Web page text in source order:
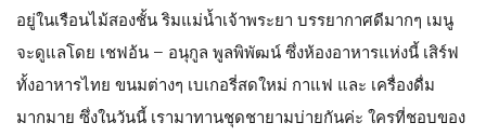
อยู่ในเรือนไม้สองชั้น ริมแม่น้ำเจ้าพระยา บรรยากาศดีมากๆ เมนู
จะดูแลโดย เชฟอ้น – อนุกูล พูลพิพัฒน์ ซึ่งห้องอาหารแห่งนี้ เสิร์ฟ
ทั้งอาหารไทย ขนมต่างๆ เบเกอรี่สดใหม่ กาแฟ และ เครื่องดื่ม
มากมาย ซึ่งในวันนี้ เรามาทานชุดชายามบ่ายกันค่ะ ใครที่ชอบของ